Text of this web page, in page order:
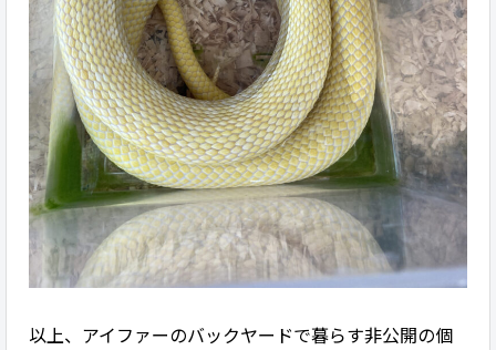
以上、アイファーのバックヤードで暮らす非公開の個